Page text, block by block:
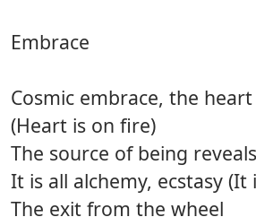
Embrace
Cosmic embrace, the
(Heart is on fire)
The source of being reveals
It is all alchemy, ecstasy (It
The exit from the wheel